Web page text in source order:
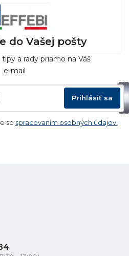
do Vašej pošty
a rady priamo na Váš
e-mail
Prihlásiť sa
so spracovaním osobných údajov.